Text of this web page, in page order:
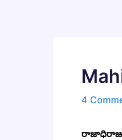
4
రాజాధిరాజు